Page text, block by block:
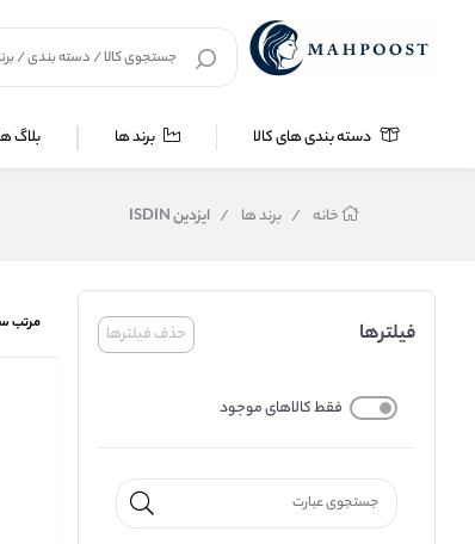
دسته بندی های کالا برند ها بلاگ
خانه / برند ها / ایزدین ISDIN
حذف فیلترها فیلترها
فقط کالاهای موجود
مرتب